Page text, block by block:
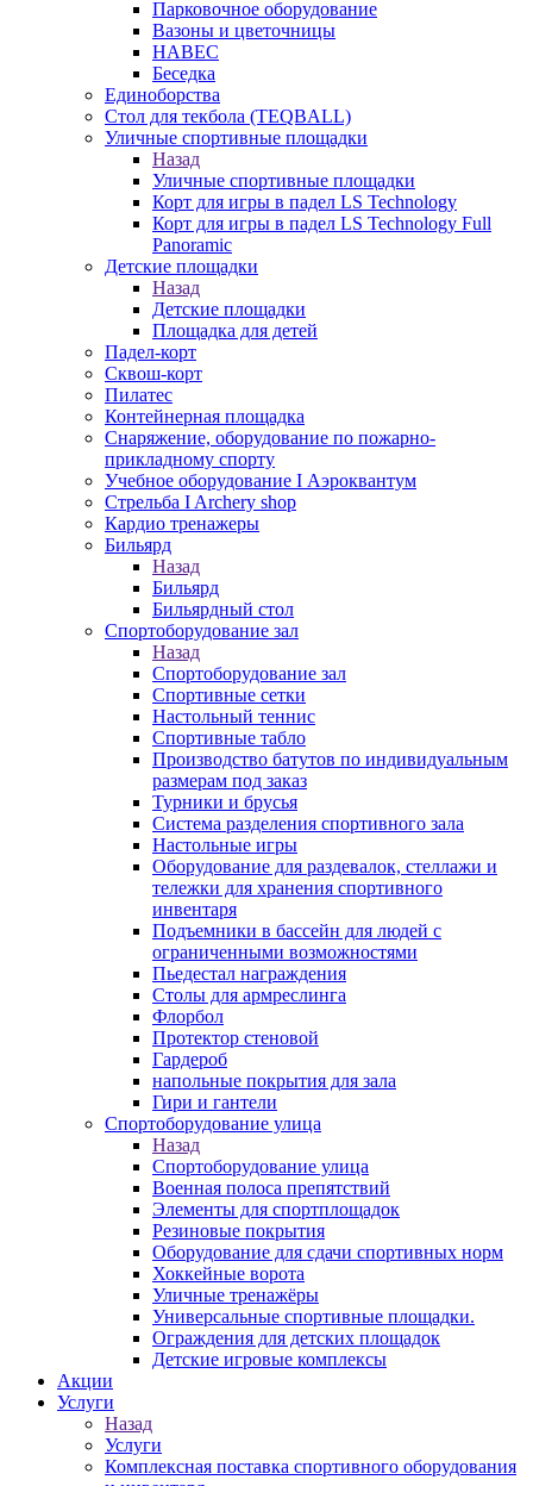
Парковочное оборудование
Вазоны и цветочницы
НАВЕС
Беседка
Единоборства
Стол для текбола (TEQBALL)
Уличные спортивные площадки
Назад
Уличные спортивные площадки
Корт для игры в падел LS Technology
Корт для игры в падел LS Technology Full
Panoramic
Детские площадки
Назад
Детские площадки
Площадка для детей
Падел-корт
Сквош-корт
Пилатес
Контейнерная площадка
Снаряжение, оборудование по пожарно-
прикладному спорту
Учебное оборудование I Аэроквантум
Стрельба I Archery shop
Кардио тренажеры
Бильярд
Назад
Бильярд
Бильярдный стол
Спортоборудование зал
Назад
Спортоборудование зал
Спортивные сетки
Настольный теннис
Спортивные табло
Производство батутов по индивидуальным
размерам под заказ
Турники и брусья
Система разделения спортивного зала
Настольные игры
Оборудование для раздевалок, стеллажи и
тележки для хранения спортивного
инвентаря
Подъемники в бассейн для людей с
ограниченными возможностями
Пьедестал награждения
Столы для армреслинга
Флорбол
Протектор стеновой
Гардероб
напольные покрытия для зала
Гири и гантели
Спортоборудование улица
Назад
Спортоборудование улица
Военная полоса препятствий
Элементы для спортплощадок
Резиновые покрытия
Оборудование для сдачи спортивных норм
Хоккейные ворота
Уличные тренажёры
Универсальные спортивные площадки.
Ограждения для детских площадок
Детские игровые комплексы
Акции
Услуги
Назад
Услуги
Комплексная поставка спортивного оборудования